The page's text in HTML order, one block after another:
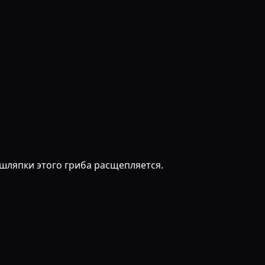
этого гриба расщепляется.